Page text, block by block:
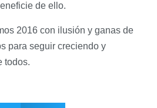
de ello.
2016 con ilusión y ganas de
para seguir creciendo y
todos.